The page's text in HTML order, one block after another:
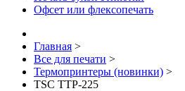
Офсет или флексопечать
Главная >
Все для печати >
Термопринтеры (новинки) >
TSC TTP-225